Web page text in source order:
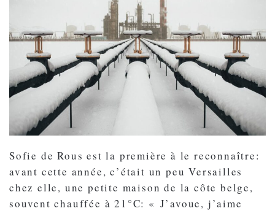
Sofie de Rous est la première à le reconnaître:
avant cette année, c’était un peu Versailles
chez elle, une petite maison de la côte belge,
souvent chauffée à 21°C: « J’avoue, j’aime